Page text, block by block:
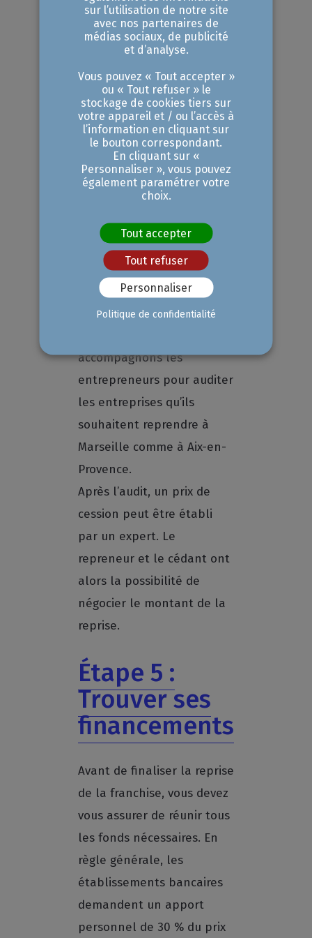
audit et
négocier la
reprise
Une fois que vos
observations vous auront
mené à un choix en
particulier, vous pourrez
auditer cette franchise. Il
est recommandé de faire
intervenir des experts
(avocats, experts-
comptables, spécialistes de
la franchise…) pour mener
accompagnons les
entrepreneurs pour auditer
les entreprises qu’ils
souhaitent reprendre à
Marseille comme à Aix-en-
Provence.
Après l’audit, un prix de
cession peut être établi
par un expert. Le
repreneur et le cédant ont
alors la possibilité de
négocier le montant de la
reprise.
Étape 5 :
Trouver ses
financements
Avant de finaliser la reprise
de la franchise, vous devez
vous assurer de réunir tous
les fonds nécessaires. En
règle générale, les
établissements bancaires
demandent un apport
personnel de 30 % du prix
sur l’utilisation de notre site
avec nos partenaires de
médias sociaux, de publicité
et d’analyse.
Vous pouvez « Tout accepter »
ou « Tout refuser » le
stockage de cookies tiers sur
votre appareil et / ou l’accès à
l’information en cliquant sur
le bouton correspondant.
En cliquant sur «
Personnaliser », vous pouvez
également paramétrer votre
choix.
Tout accepter
Tout refuser
Personnaliser
Politique de confidentialité